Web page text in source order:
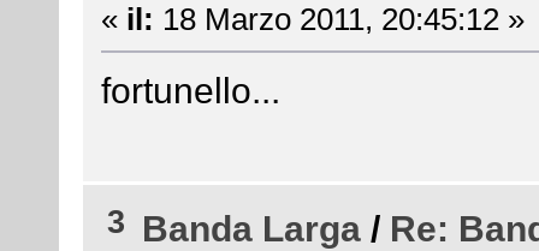
« il: 18 Marzo 2011, 20:45:12 »
fortunello...
3 Banda Larga / Re: